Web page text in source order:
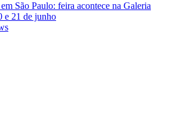
São Paulo: feira acontece na Galeria
e 21 de junho